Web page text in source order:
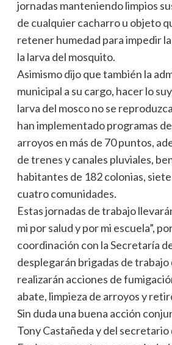
jornadas manteniendo limpios
de cualquier cacharro u objeto
retener humedad para impedir
la larva del mosquito.
Asimismo dijo que también la
municipal a su cargo, hacer lo
larva del mosco no se
han implementado programas
arroyos en más de 70 puntos,
de trenes y canales pluviales,
habitantes de 182 colonias,
cuatro comunidades.
Estas jornadas de trabajo
mi por salud y por mi escuela”,
coordinación con la Secretaría
desplegarán brigadas de trabajo
realizarán acciones de
abate, limpieza de arroyos y
Sin duda una buena acción
Tony Castañeda y del